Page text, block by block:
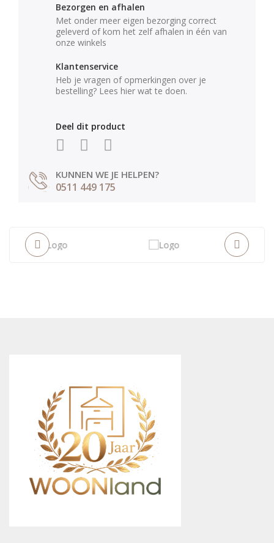
Bezorgen en afhalen
Met onder meer eigen bezorging correct
geleverd of kom het zelf afhalen in één van
onze winkels
Klantenservice
Heb je vragen of opmerkingen over je
bestelling? Lees hier wat te doen.
Deel dit product
KUNNEN WE JE HELPEN?
0511 449 175